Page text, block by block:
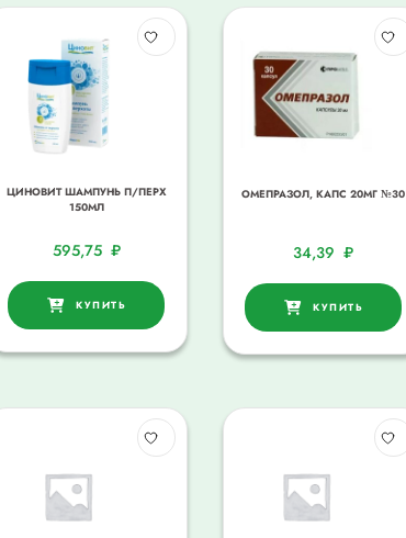
ЦИНОВИТ ШАМПУНЬ П/ПЕРХ
150МЛ
595,75 ₽
КУПИТЬ
ОМЕПРАЗОЛ, КАПС 20МГ №30
34,39₽
КУПИТЬ